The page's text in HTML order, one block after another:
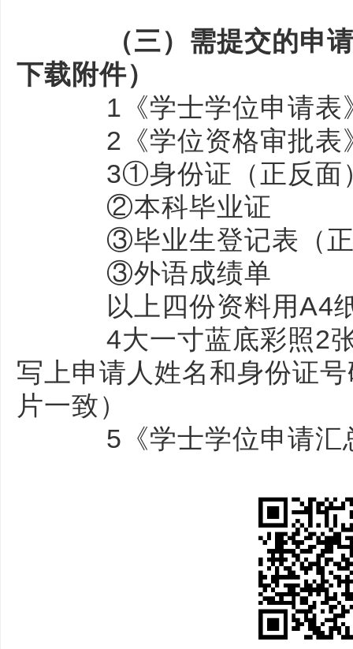
（三）需提交的申请
下载附件）
1《学士学位申请表
2《学位资格审批表
3①身份证（正反面
②本科毕业证
③毕业生登记表（正
③外语成绩单
以上四份资料用A4纸
4大一寸蓝底彩照2张
写上申请人姓名和身份证
片一致）
5《学士学位申请汇